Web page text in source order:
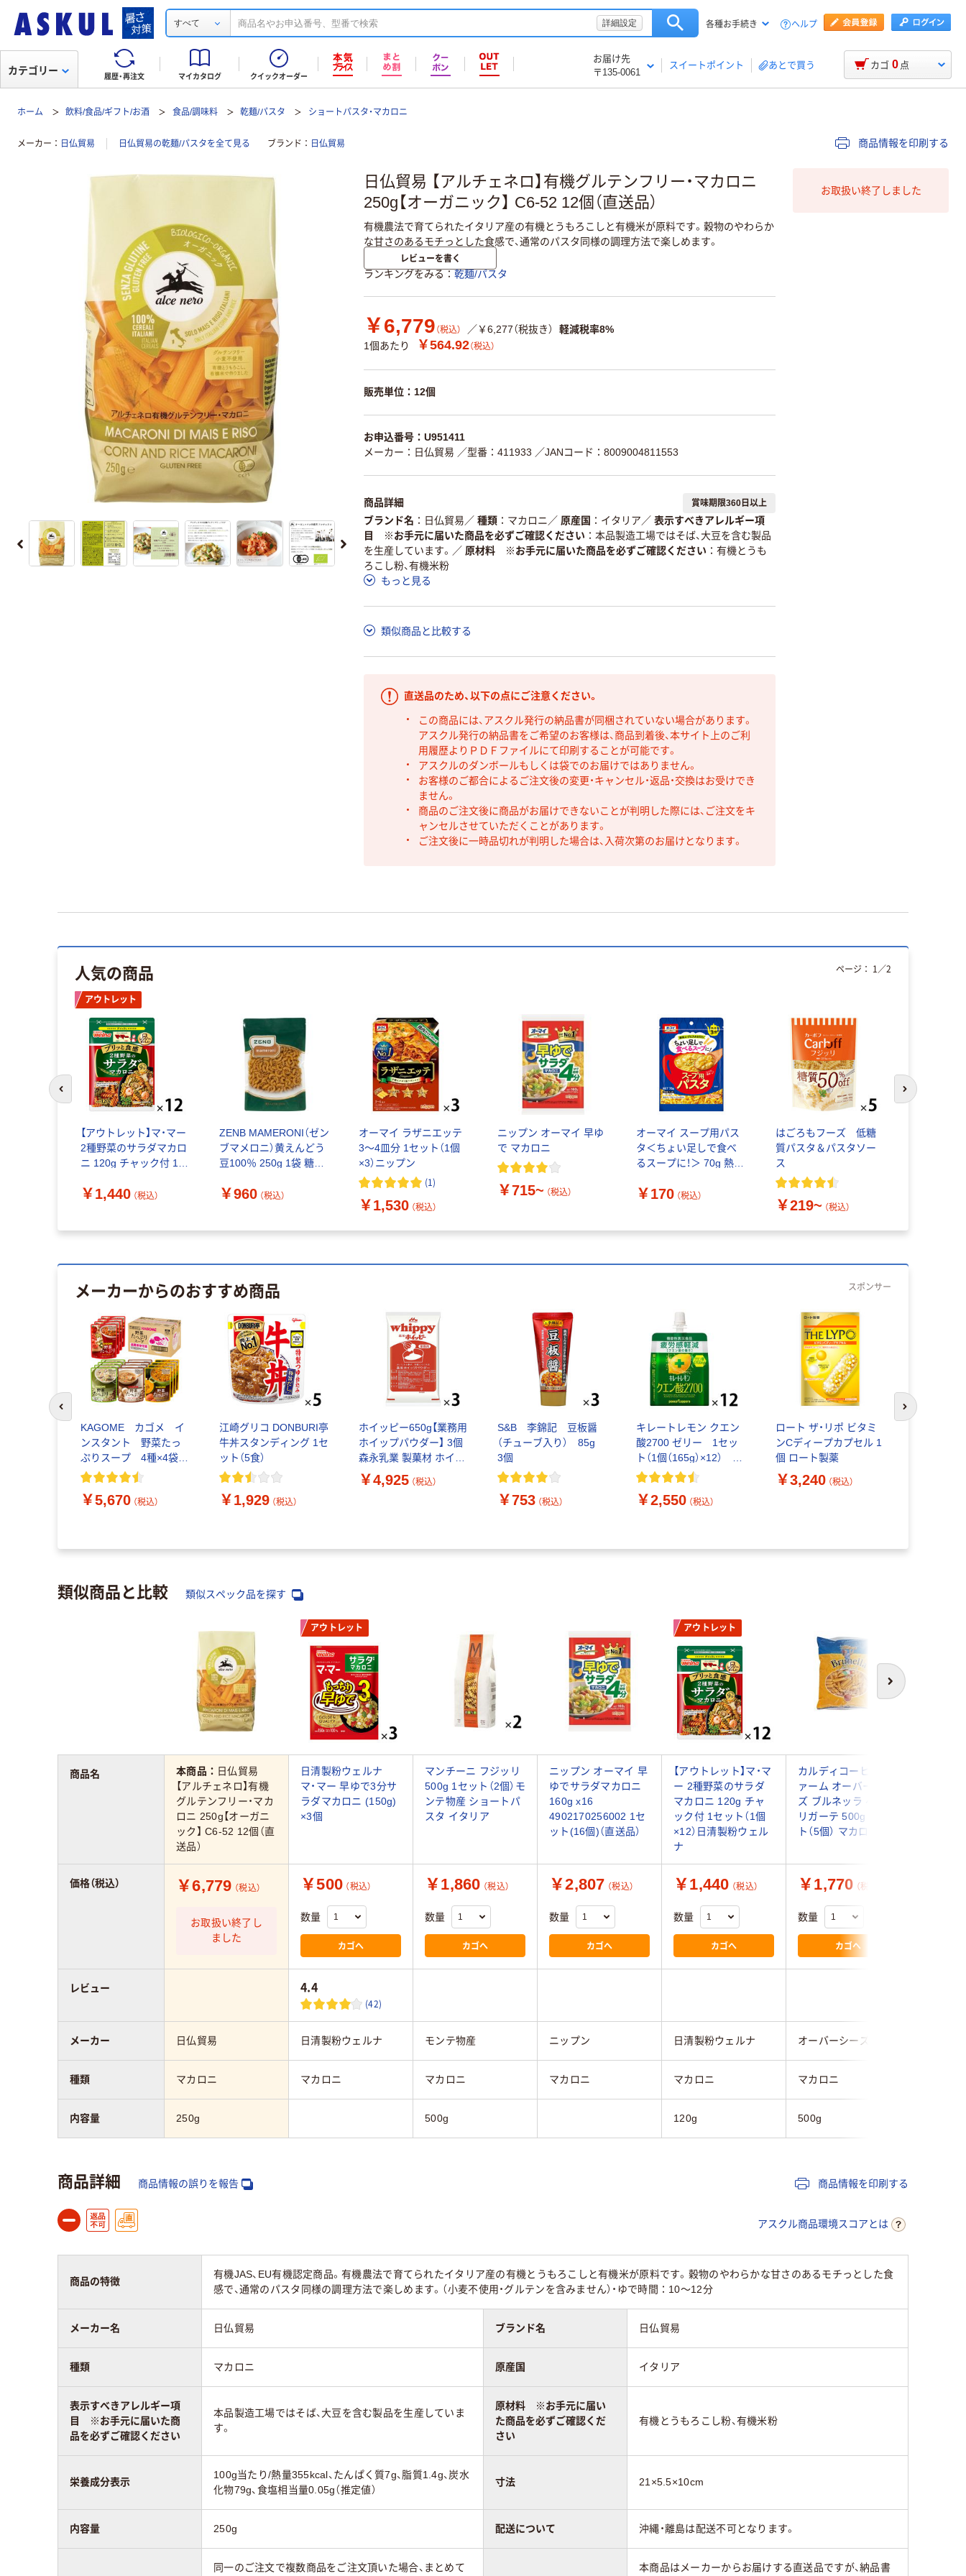
すべて 詳細設定 各種お手続き ヘルプ
履歴・再注文 マイカタログ クイックオーダー
お届け先
〒135-0061
スイートポイント あとで買う
カテゴリー カゴ 0 点
ホーム 飲料/食品/ギフト/お酒 食品/調味料 乾麺/パスタ ショートパスタ・マカロニ
メーカー 日仏貿易 日仏貿易の乾麺/パスタを全て見る ブランド 日仏貿易 商品情報を印刷する
日仏貿易 【アルチェネロ】有機グルテンフリー・マカロニ
250g【オーガニック】 C6-52 12個（直送品）
有機農法で育てられたイタリア産の有機とうもろこしと有機米が原料です。穀物のやわらか
な甘さのあるモチっとした食感で、通常のパスタ同様の調理方法で楽しめます。
レビューを書く
ランキングをみる 乾麺/パスタ
￥6,779 （税込） ／￥6,277（税抜き）
軽減税率8%
1個あたり
￥564.92（税込）
販売単位：12個
お申込番号：U951411
メーカー：日仏貿易 ／型番：411933 ／JANコード：8009004811553
商品詳細 賞味期限360日以上
ブランド名 日仏貿易 ／ 種類 マカロニ ／ 原産国 イタリア ／ 表示すべきアレルギー項
目 ※お手元に届いた商品を必ずご確認ください
本品製造工場ではそば、大豆を含む製品
を生産しています。 ／ 原材料 ※お手元に届いた商品を必ずご確認ください
有機とうも
ろこし粉、有機米粉
もっと見る
類似商品と比較する
直送品のため、以下の点にご注意ください。
この商品には、アスクル発行の納品書が同梱されていない場合があります。
アスクル発行の納品書をご希望のお客様は、商品到着後、本サイト上のご利
用履歴よりＰＤＦファイルにて印刷することが可能です。
アスクルのダンボールもしくは袋でのお届けではありません。
お客様のご都合によるご注文後の変更・キャンセル・返品・交換はお受けでき
ません。
商品のご注文後に商品がお届けできないことが判明した際には、ご注文をキ
ャンセルさせていただくことがあります。
ご注文後に一時品切れが判明した場合は、入荷次第のお届けとなります。
お取扱い終了しました
人気の商品
アウトレット
【アウトレット】マ・マー
2種野菜のサラダマカロ
ニ 120g チャック付 1セ
ウェルナ
￥1,440 （税込）
ZENB MAMERONI（ゼン
ブマメロニ）黄えんどう
豆100％ 250g 1袋 糖質
カロニ
￥960 （税込）
オーマイ ラザニエッテ
3～4皿分 1セット（1個
×3）ニップン
(1)
￥1,530 （税込）
ニップン オーマイ 早ゆ
で マカロニ
￥715~ （税込）
オーマイ スープ用パス
タ＜ちょい足しで食べ
るスープに！＞ 70g 熱湯
￥170 （税込）
はごろもフーズ 低糖
質パスタ＆パスタソー
ス
￥219~ （税込）
ページ： 1 ／2
前のスライドへ 次のスライド
メーカーからのおすすめ商品 スポンサー
KAGOME カゴメ イ
ンスタント 野菜たっ
ぷりスープ 4種×4袋セ
ット SO-50 7078 1
￥5,670 （税込）
江崎グリコ DONBURI亭
牛丼スタンディング 1セ
ット（5食）
￥1,929 （税込）
ホイッピー650g【業務用
ホイップパウダー】 3個
森永乳業 製菓材 ホイッ
プクリーム 粉末 常温保
存
￥4,925 （税込）
S&B 李錦記 豆板醤
（チューブ入り） 85g
3個
￥753 （税込）
キレートレモン クエン
酸2700 ゼリー 1セッ
ト（1個（165g）×12） ポ
ッカサッポロ 機能性
￥2,550 （税込）
ロート ザ・リポ ビタミ
ンCディープカプセル 1
個 ロート製薬
￥3,240 （税込）
次のスライド
類似商品と比較 類似スペック品を探す
次へ
アウトレット アウトレット
本商品： 日仏貿易
【アルチェネロ】有機
グルテンフリー・マカ
ロニ 250g【オーガニ
ック】 C6-52 12個（直
送品）
日清製粉ウェルナ
マ・マー 早ゆで3分サ
ラダマカロニ (150g)
×3個
マンチーニ フジッリ
500g 1セット（2個）モ
ンテ物産 ショートパ
スタ イタリア
ニップン オーマイ 早
ゆでサラダマカロニ
160g x16
4902170256002 1セ
ット(16個)（直送品）
【アウトレット】マ・マ
ー 2種野菜のサラダ
マカロニ 120g チャ
ック付 1セット（1個
×12）日清製粉ウェル
ナ
カルディコーヒーフ
ァーム オーバーシー
ズ ブルネッラ ペンネ
リガーテ 500g 1セッ
ト（5個） マカロニ
￥6,779 （税込）
お取扱い終了し
ました
￥500 （税込）
数量
カゴへ
￥1,860 （税込）
数量
カゴへ
￥2,807 （税込）
数量
カゴへ
￥1,440 （税込）
数量
カゴへ
￥1,770 （税込）
数量
カゴへ
4.4
(42)
日仏貿易 日清製粉ウェルナ モンテ物産 ニップン 日清製粉ウェルナ オーバーシーズ
マカロニ マカロニ マカロニ マカロニ マカロニ マカロニ
250g 500g 120g 500g
商品名
価格（税込）
レビュー
メーカー
種類
内容量
商品詳細 商品情報の誤りを報告 商品情報を印刷する
アスクル商品環境スコアとは
商品の特徴
有機JAS、EU有機認定商品。有機農法で育てられたイタリア産の有機とうもろこしと有機米が原料です。穀物のやわらかな甘さのあるモチっとした食
感で、通常のパスタ同様の調理方法で楽しめます。（小麦不使用・グルテンを含みません）・ゆで時間：10～12分
メーカー名 日仏貿易 ブランド名 日仏貿易
種類 マカロニ 原産国 イタリア
表示すべきアレルギー項
目 ※お手元に届いた商
品を必ずご確認ください
本品製造工場ではそば、大豆を含む製品を生産していま
す。
原材料 ※お手元に届い
た商品を必ずご確認くだ
さい
有機とうもろこし粉、有機米粉
栄養成分表示
100g当たり/熱量355kcal、たんぱく質7g、脂質1.4g、炭水
化物79g、食塩相当量0.05g（推定値）
寸法 21×5.5×10cm
内容量 250g 配送について 沖縄・離島は配送不可となります。
同一のご注文で複数商品をご注文頂いた場合、まとめて 本商品はメーカーからお届けする直送品ですが、納品書